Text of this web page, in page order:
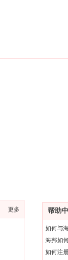
更多 帮助
如何与
海邦如
如何注